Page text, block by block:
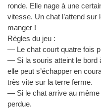
ronde. Elle nage à une
vitesse. Un chat l’attend sur
manger !
Règles du jeu :
— Le chat court quatre fois
— Si la souris atteint le bord
elle peut s’échapper en
très vite sur la terre ferme.
— Si le chat arrive au même
perdue.